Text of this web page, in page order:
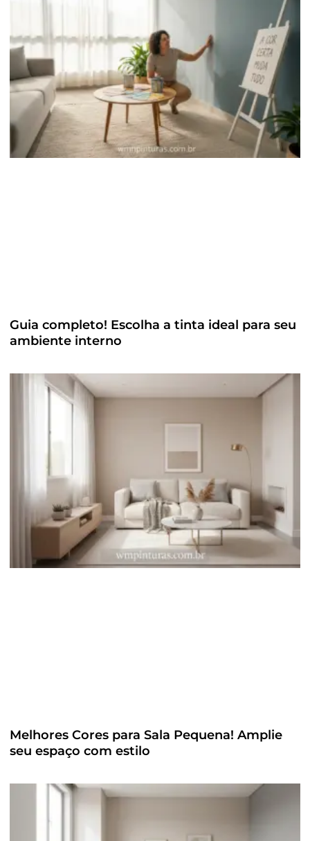
Guia completo! Escolha a tinta ideal para seu
ambiente interno
Melhores Cores para Sala Pequena! Amplie
seu espaço com estilo